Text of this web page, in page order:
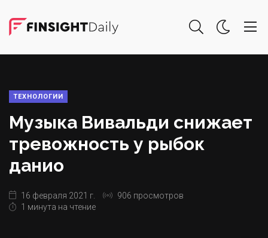
ТЕХНОЛОГИИ
Музыка Вивальди снижает
тревожность у рыбок
данио
16 февраля 2021 г.
906 просмотров
1 минута на чтение